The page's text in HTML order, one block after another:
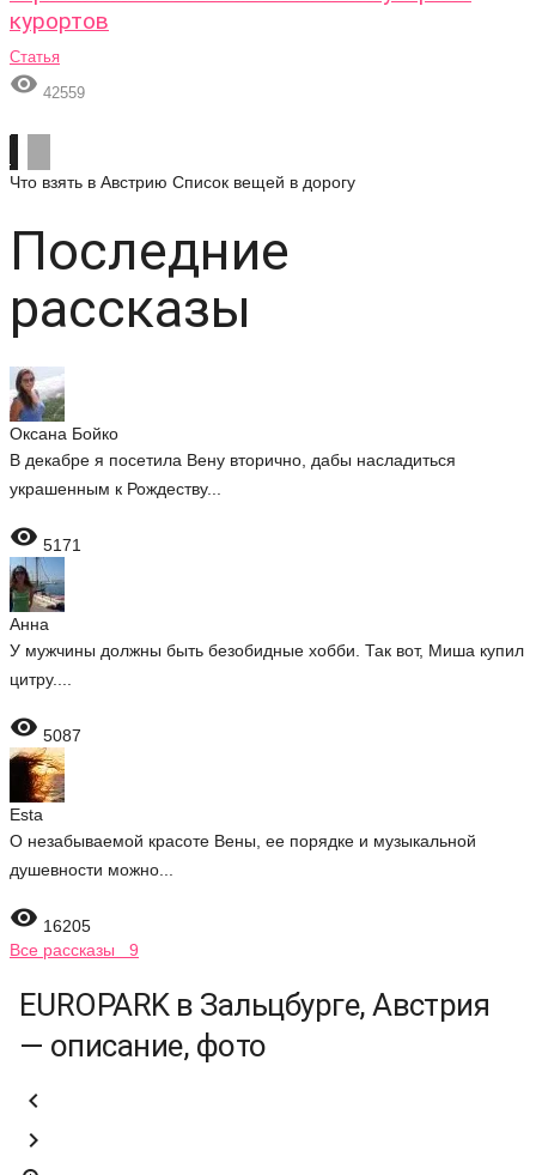
курортов
Статья
 42559
Что взять в Австрию Список вещей в дорогу
Последние
рассказы
Оксана Бойко
В декабре я посетила Вену вторично, дабы насладиться
украшенным к Рождеству...
 5171
Анна
У мужчины должны быть безобидные хобби. Так вот, Миша купил
цитру....
 5087
Esta
О незабываемой красоте Вены, ее порядке и музыкальной
душевности можно...
 16205
Все рассказы 9
EUROPARK в Зальцбурге, Австрия
— описание, фото

